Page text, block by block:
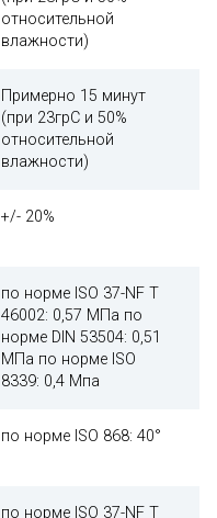
относительной
влажности)
Примерно 15 минут
(при 23грC и 50%
относительной
влажности)
+/- 20%
по норме ISO 37-NF T
46002: 0,57 MПa по
норме DIN 53504: 0,51
MПa по норме ISO
8339: 0,4 Mпa
по норме ISO 868: 40°
по норме ISO 37-NF T